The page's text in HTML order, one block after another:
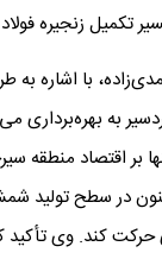
تکمیل زنجیره فولاد
با اشاره
به
بر اقتصاد منطقه
در سطح تولید
حرکت کند. وی تأکید